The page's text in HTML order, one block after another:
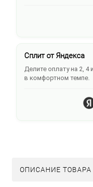
Сплит от Яндекса
Делите оплату на 2, 4
в комфортном темпе.
ОПИСАНИЕ ТОВАРА